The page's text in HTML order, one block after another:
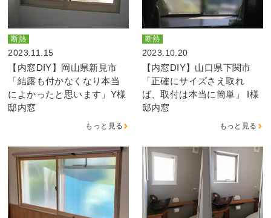
断熱
2023.11.15
【内窓DIY】岡山県新見市
「結露も付かなくなり本当
によかったと思います」Y様
邸内窓
もっと見る
断熱
2023.10.20
【内窓DIY】山口県下関市
「正確にサイズさえ取れ
ば、取付は本当に簡単」 I様
邸内窓
もっと見る